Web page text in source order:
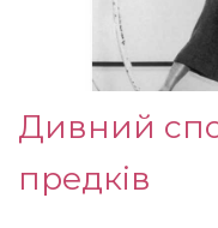
Дивний
предків